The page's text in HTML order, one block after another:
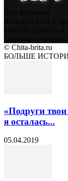
© Chita-brita.ru
БОЛЬШЕ
«Подруги
я осталась...
05.04.2019